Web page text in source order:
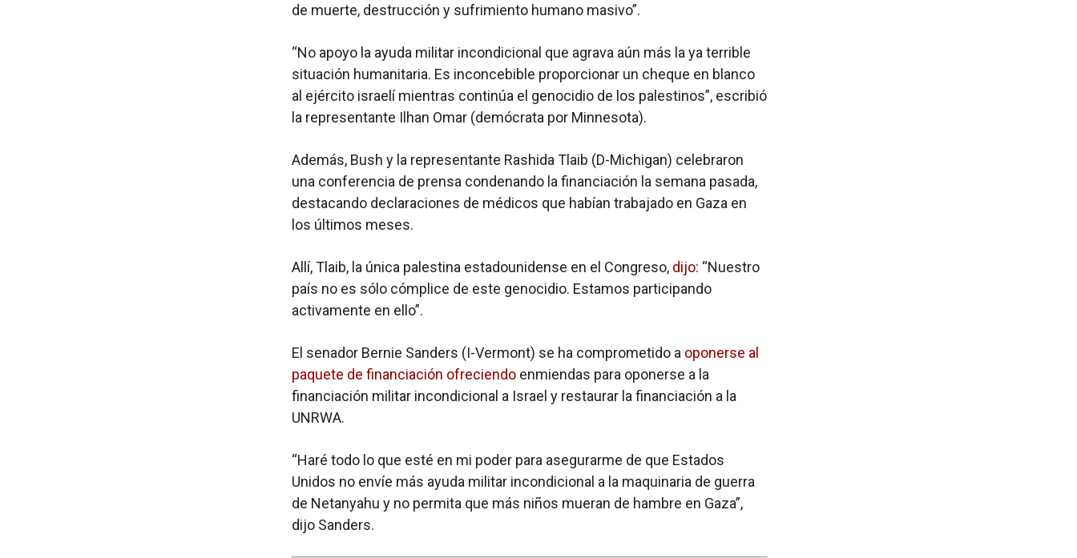
de muerte, destrucción y sufrimiento humano masivo”.
“No apoyo la ayuda militar incondicional que agrava aún más la ya terrible
situación humanitaria. Es inconcebible proporcionar un cheque en blanco
al ejército israelí mientras continúa el genocidio de los palestinos”, escribió
la representante Ilhan Omar (demócrata por Minnesota).
Además, Bush y la representante Rashida Tlaib (D-Michigan) celebraron
una conferencia de prensa condenando la financiación la semana pasada,
destacando declaraciones de médicos que habían trabajado en Gaza en
los últimos meses.
Allí, Tlaib, la única palestina estadounidense en el Congreso, dijo: “Nuestro
país no es sólo cómplice de este genocidio. Estamos participando
activamente en ello”.
El senador Bernie Sanders (I-Vermont) se ha comprometido a oponerse al
paquete de financiación ofreciendo enmiendas para oponerse a la
financiación militar incondicional a Israel y restaurar la financiación a la
UNRWA.
“Haré todo lo que esté en mi poder para asegurarme de que Estados
Unidos no envíe más ayuda militar incondicional a la maquinaria de guerra
de Netanyahu y no permita que más niños mueran de hambre en Gaza”,
dijo Sanders.